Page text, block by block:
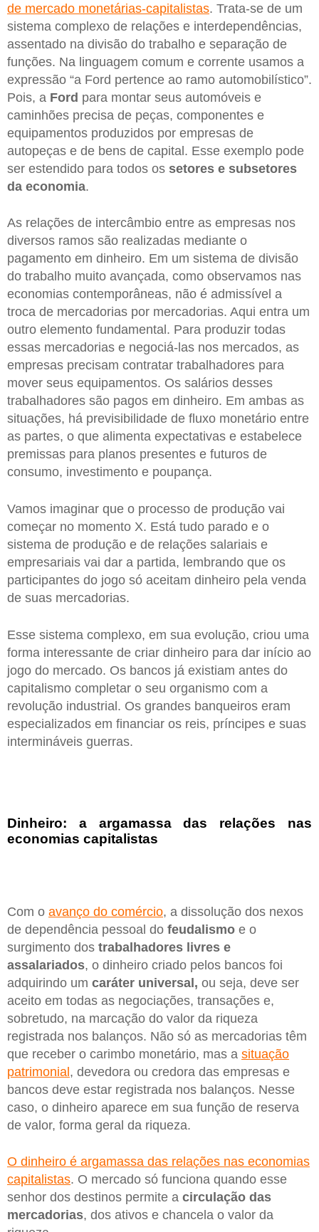
de mercado monetárias-capitalistas. Trata-se de um
sistema complexo de relações e interdependências,
assentado na divisão do trabalho e separação de
funções. Na linguagem comum e corrente usamos a
expressão “a Ford pertence ao ramo automobilístico”.
Pois, a Ford para montar seus automóveis e
caminhões precisa de peças, componentes e
equipamentos produzidos por empresas de
autopeças e de bens de capital. Esse exemplo pode
ser estendido para todos os setores e subsetores
da economia.
As relações de intercâmbio entre as empresas nos
diversos ramos são realizadas mediante o
pagamento em dinheiro. Em um sistema de divisão
do trabalho muito avançada, como observamos nas
economias contemporâneas, não é admissível a
troca de mercadorias por mercadorias. Aqui entra um
outro elemento fundamental. Para produzir todas
essas mercadorias e negociá-las nos mercados, as
empresas precisam contratar trabalhadores para
mover seus equipamentos. Os salários desses
trabalhadores são pagos em dinheiro. Em ambas as
situações, há previsibilidade de fluxo monetário entre
as partes, o que alimenta expectativas e estabelece
premissas para planos presentes e futuros de
consumo, investimento e poupança.
Vamos imaginar que o processo de produção vai
começar no momento X. Está tudo parado e o
sistema de produção e de relações salariais e
empresariais vai dar a partida, lembrando que os
participantes do jogo só aceitam dinheiro pela venda
de suas mercadorias.
Esse sistema complexo, em sua evolução, criou uma
forma interessante de criar dinheiro para dar início ao
jogo do mercado. Os bancos já existiam antes do
capitalismo completar o seu organismo com a
revolução industrial. Os grandes banqueiros eram
especializados em financiar os reis, príncipes e suas
intermináveis guerras.
Dinheiro: a argamassa das relações nas
economias capitalistas
Com o avanço do comércio, a dissolução dos nexos
de dependência pessoal do feudalismo e o
surgimento dos trabalhadores livres e
assalariados, o dinheiro criado pelos bancos foi
adquirindo um caráter universal, ou seja, deve ser
aceito em todas as negociações, transações e,
sobretudo, na marcação do valor da riqueza
registrada nos balanços. Não só as mercadorias têm
que receber o carimbo monetário, mas a situação
patrimonial, devedora ou credora das empresas e
bancos deve estar registrada nos balanços. Nesse
caso, o dinheiro aparece em sua função de reserva
de valor, forma geral da riqueza.
O dinheiro é argamassa das relações nas economias
capitalistas. O mercado só funciona quando esse
senhor dos destinos permite a circulação das
mercadorias, dos ativos e chancela o valor da